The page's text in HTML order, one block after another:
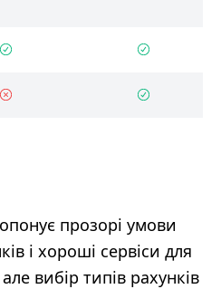
прозорі умови
і хороші сервіси для
вибір типів рахунків